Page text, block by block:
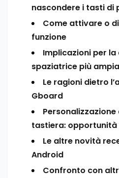
nascondere i tasti di
Come attivare o
funzione
Implicazioni per
spaziatrice più ampia
Le ragioni dietro
Gboard
tastiera: opportunità
Le altre novità
Android
Confronto con